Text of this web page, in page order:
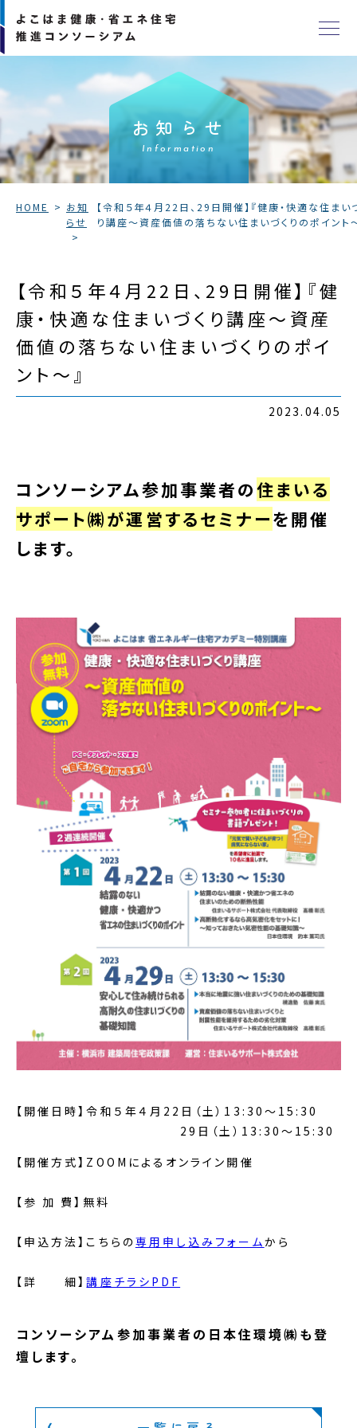
お知らせ
Information
HOME
お知
らせ
【令和５年４月22日、29日開催】『健康・快適な住まい
り講座～資産価値の落ちない住まいづくりのポイント
【令和５年４月22日、29日開催】『健
康・快適な住まいづくり講座～資産
価値の落ちない住まいづくりのポイ
ント～』
2023.04.05
コンソーシアム参加事業者の住まいる
サポート㈱が運営するセミナーを開催
します。
【開催日時】令和５年４月22日（土）13:30～15:30
29日（土）13:30～15:30
【開催方式】ZOOMによるオンライン開催
【参 加 費】無料
【申込方法】こちらの専用申し込みフォームから
【詳 細】講座チラシPDF
コンソーシアム参加事業者の日本住環境㈱も登
壇します。